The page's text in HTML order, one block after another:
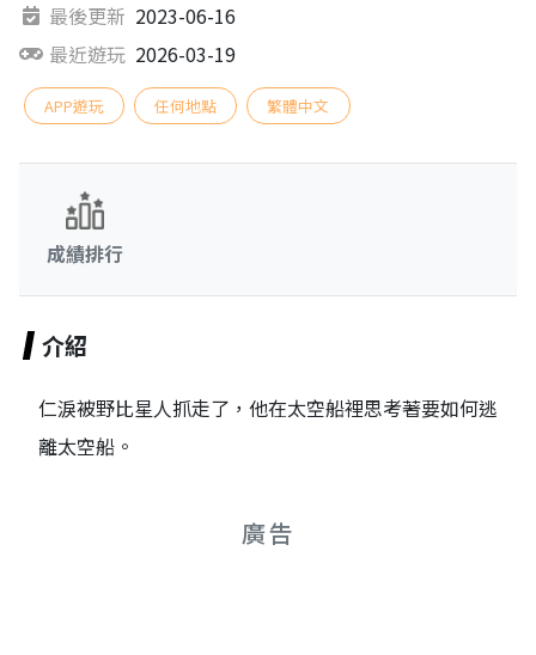
最後更新 2023-06-16
最近遊玩 2026-03-19
APP遊玩 任何地點 繁體中文
成績排行
介紹
仁淚被野比星人抓走了，他在太空船裡思考著要如何逃
離太空船。
廣告